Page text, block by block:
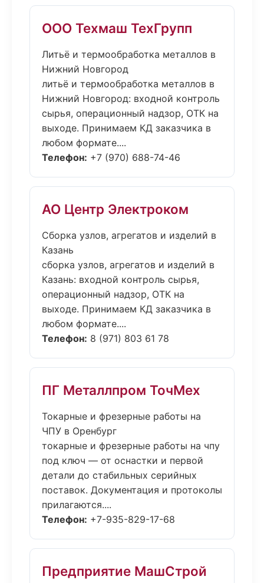
ООО Техмаш ТехГрупп
Литьё и термообработка металлов в
Нижний Новгород
литьё и термообработка металлов в
Нижний Новгород: входной контроль
сырья, операционный надзор, ОТК на
выходе. Принимаем КД заказчика в
любом формате....
Телефон: +7 (970) 688-74-46
АО Центр Электроком
Сборка узлов, агрегатов и изделий в
Казань
сборка узлов, агрегатов и изделий в
Казань: входной контроль сырья,
операционный надзор, ОТК на
выходе. Принимаем КД заказчика в
любом формате....
Телефон: 8 (971) 803 61 78
ПГ Металлпром ТочМех
Токарные и фрезерные работы на
ЧПУ в Оренбург
токарные и фрезерные работы на чпу
под ключ — от оснастки и первой
детали до стабильных серийных
поставок. Документация и протоколы
прилагаются....
Телефон: +7-935-829-17-68
Предприятие МашСтрой